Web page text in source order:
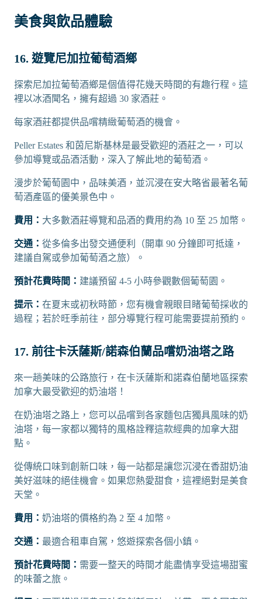
美食與飲品體驗
16. 遊覽尼加拉葡萄酒鄉
探索尼加拉葡萄酒鄉是個值得花幾天時間的有趣行程。這
裡以冰酒聞名，擁有超過 30 家酒莊。
每家酒莊都提供品嚐精緻葡萄酒的機會。
Peller Estates 和茵尼斯基林是最受歡迎的酒莊之一，可以
參加導覽或品酒活動，深入了解此地的葡萄酒。
漫步於葡萄園中，品味美酒，並沉浸在安大略省最著名葡
萄酒產區的優美景色中。
費用： 大多數酒莊導覽和品酒的費用約為 10 至 25 加幣。
交通： 從多倫多出發交通便利（開車 90 分鐘即可抵達，
建議自駕或參加葡萄酒之旅）。
預計花費時間： 建議預留 4-5 小時參觀數個葡萄園。
提示： 在夏末或初秋時節，您有機會親眼目睹葡萄採收的
過程；若於旺季前往，部分導覽行程可能需要提前預約。
17. 前往卡沃薩斯/諾森伯蘭品嚐奶油塔之路
來一趟美味的公路旅行，在卡沃薩斯和諾森伯蘭地區探索
加拿大最受歡迎的奶油塔！
在奶油塔之路上，您可以品嚐到各家麵包店獨具風味的奶
油塔，每一家都以獨特的風格詮釋這款經典的加拿大甜
點。
從傳統口味到創新口味，每一站都是讓您沉浸在香甜奶油
美好滋味的絕佳機會。如果您熱愛甜食，這裡絕對是美食
天堂。
費用： 奶油塔的價格約為 2 至 4 加幣。
交通： 最適合租車自駕，悠遊探索各個小鎮。
預計花費時間： 需要一整天的時間才能盡情享受這場甜蜜
的味蕾之旅。